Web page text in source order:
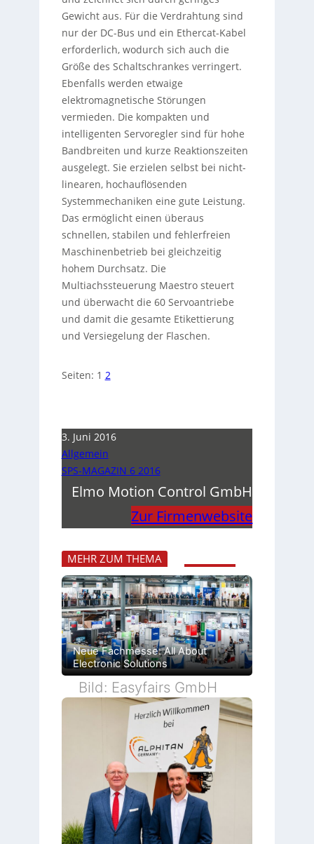
Gewicht aus. Für die Verdrahtung sind
nur der DC-Bus und ein Ethercat-Kabel
erforderlich, wodurch sich auch die
Größe des Schaltschrankes verringert.
Ebenfalls werden etwaige
elektromagnetische Störungen
vermieden. Die kompakten und
intelligenten Servoregler sind für hohe
Bandbreiten und kurze Reaktionszeiten
ausgelegt. Sie erzielen selbst bei nicht-
linearen, hochauflösenden
Systemmechaniken eine gute Leistung.
Das ermöglicht einen überaus
schnellen, stabilen und fehlerfreien
Maschinenbetrieb bei gleichzeitig
hohem Durchsatz. Die
Multiachssteuerung Maestro steuert
und überwacht die 60 Servoantriebe
und damit die gesamte Etikettierung
und Versiegelung der Flaschen.
Seiten: 1 2
3. Juni 2016
Allgemein
SPS-MAGAZIN 6 2016
Elmo Motion Control GmbH
Zur Firmenwebsite
MEHR ZUM THEMA
Neue Fachmesse: All About
Electronic Solutions
Bild: Easyfairs GmbH